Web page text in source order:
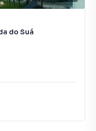
do Suá